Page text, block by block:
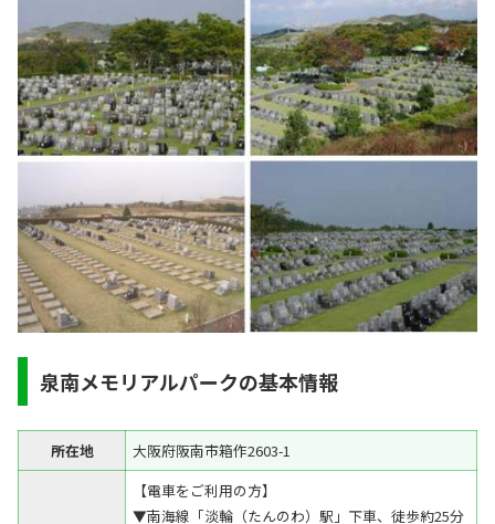
泉南メモリアルパークの基本情報
所在地
大阪府阪南市箱作2603-1
【電車をご利用の方】
▼南海線「淡輪（たんのわ）駅」下車、徒歩約25分